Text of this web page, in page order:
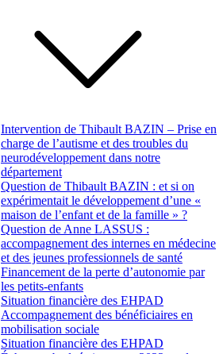
Intervention de Thibault BAZIN – Prise en
charge de l’autisme et des troubles du
neurodéveloppement dans notre
département
Question de Thibault BAZIN : et si on
expérimentait le développement d’une «
maison de l’enfant et de la famille » ?
Question de Anne LASSUS :
accompagnement des internes en médecine
et des jeunes professionnels de santé
Financement de la perte d’autonomie par
les petits-enfants
Situation financière des EHPAD
Accompagnement des bénéficiaires en
mobilisation sociale
Situation financière des EHPAD